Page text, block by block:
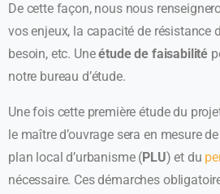
De cette façon, nous nous
vos enjeux, la capacité de résistance
besoin, etc. Uneétude de faisabilité
notre bureau d’étude.
Une fois cette première étude du
le maître d’ouvrage sera en mesure
plan local d’urbanisme (PLU) et du
nécessaire. Ces démarches